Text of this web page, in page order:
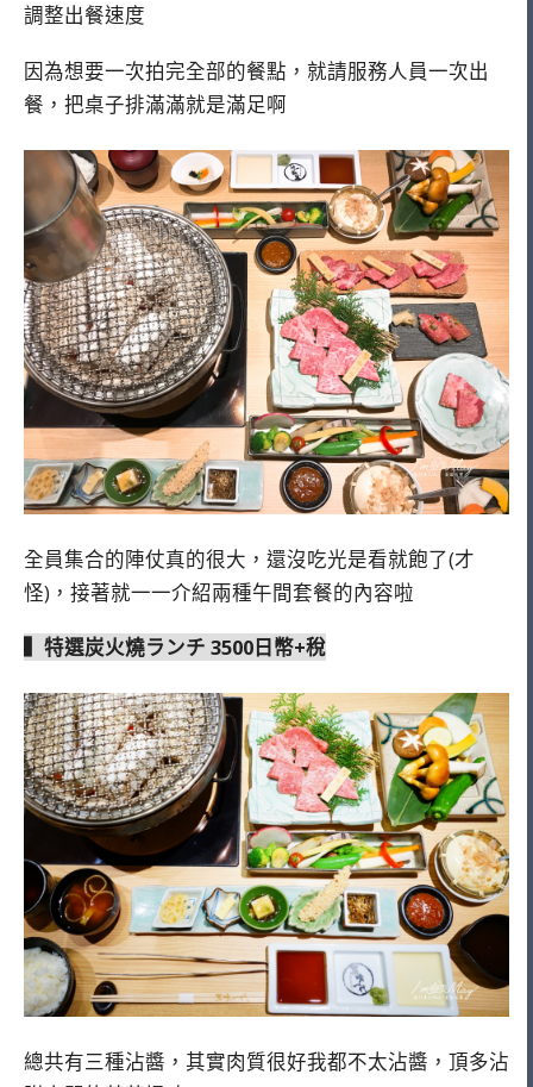
調整出餐速度
因為想要一次拍完全部的餐點，就請服務人員一次出
餐，把桌子排滿滿就是滿足啊
全員集合的陣仗真的很大，還沒吃光是看就飽了(才
怪)，接著就一一介紹兩種午間套餐的內容啦
▍特選炭火燒ランチ 3500日幣+稅
總共有三種沾醬，其實肉質很好我都不太沾醬，頂多沾